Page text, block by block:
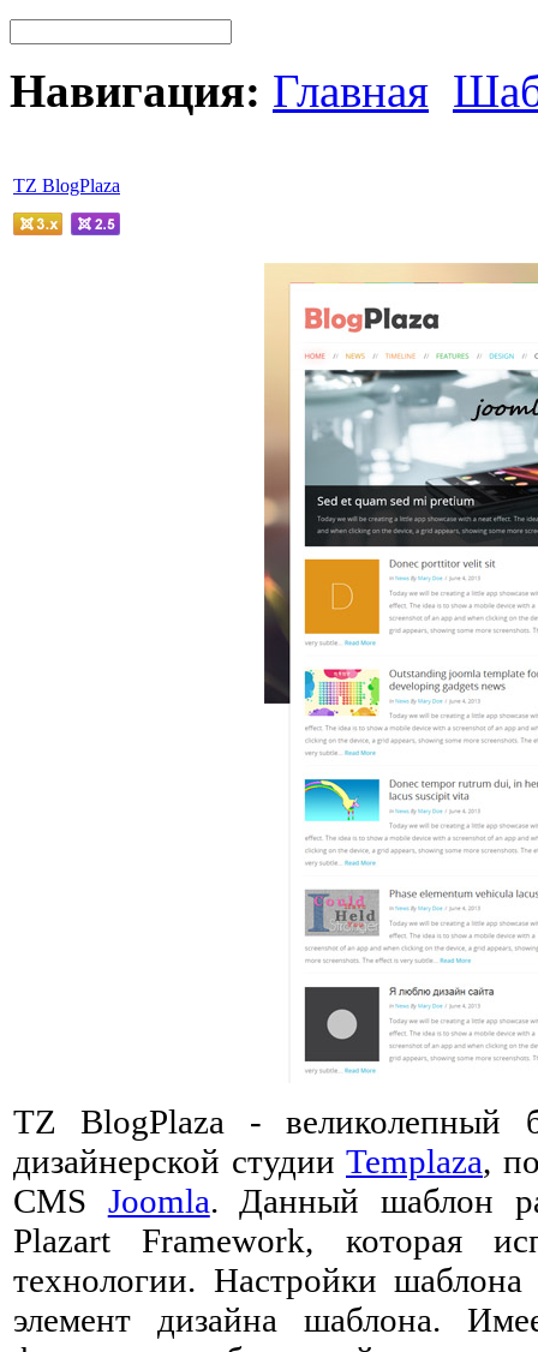
Навигация: Главная
TZ BlogPlaza
TZ BlogPlaza - великолепный
дизайнерской студии Templaza,
CMS Joomla. Данный шаблон
Plazart Framework, которая
технологии. Настройки
элемент дизайна шаблона.